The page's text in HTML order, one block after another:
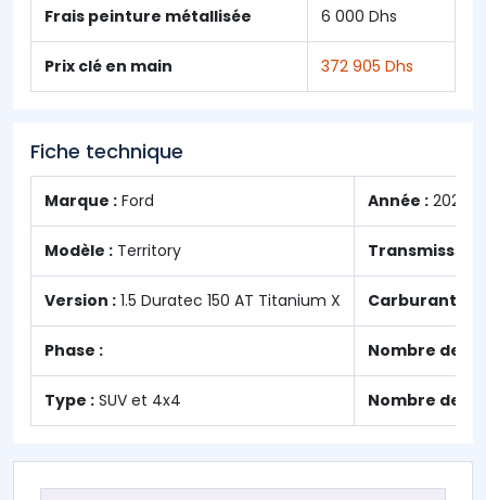
Frais peinture métallisée 6 000 Dhs
Prix clé en main 372 905 Dhs
Fiche technique
Marque : Ford Année : 2026
Modèle : Territory Transmission
Version : 1.5 Duratec 150 AT Titanium X Carburant :
Phase : Nombre de
Type : SUV et 4x4 Nombre de